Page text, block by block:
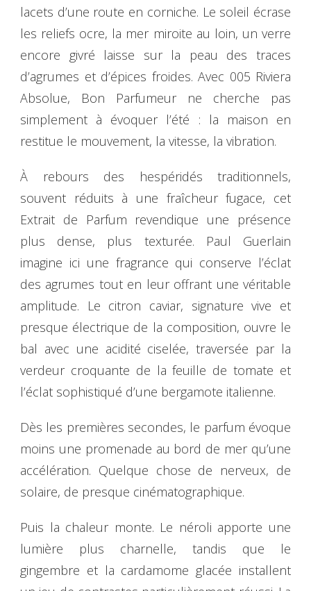
lacets d’une route en corniche. Le soleil écrase
les reliefs ocre, la mer miroite au loin, un verre
encore givré laisse sur la peau des traces
d’agrumes et d’épices froides. Avec 005 Riviera
Absolue, Bon Parfumeur ne cherche pas
simplement à évoquer l’été : la maison en
restitue le mouvement, la vitesse, la vibration.
À rebours des hespéridés traditionnels,
souvent réduits à une fraîcheur fugace, cet
Extrait de Parfum revendique une présence
plus dense, plus texturée. Paul Guerlain
imagine ici une fragrance qui conserve l’éclat
des agrumes tout en leur offrant une véritable
amplitude. Le citron caviar, signature vive et
presque électrique de la composition, ouvre le
bal avec une acidité ciselée, traversée par la
verdeur croquante de la feuille de tomate et
l’éclat sophistiqué d’une bergamote italienne.
Dès les premières secondes, le parfum évoque
moins une promenade au bord de mer qu’une
accélération. Quelque chose de nerveux, de
solaire, de presque cinématographique.
Puis la chaleur monte. Le néroli apporte une
lumière plus charnelle, tandis que le
gingembre et la cardamome glacée installent